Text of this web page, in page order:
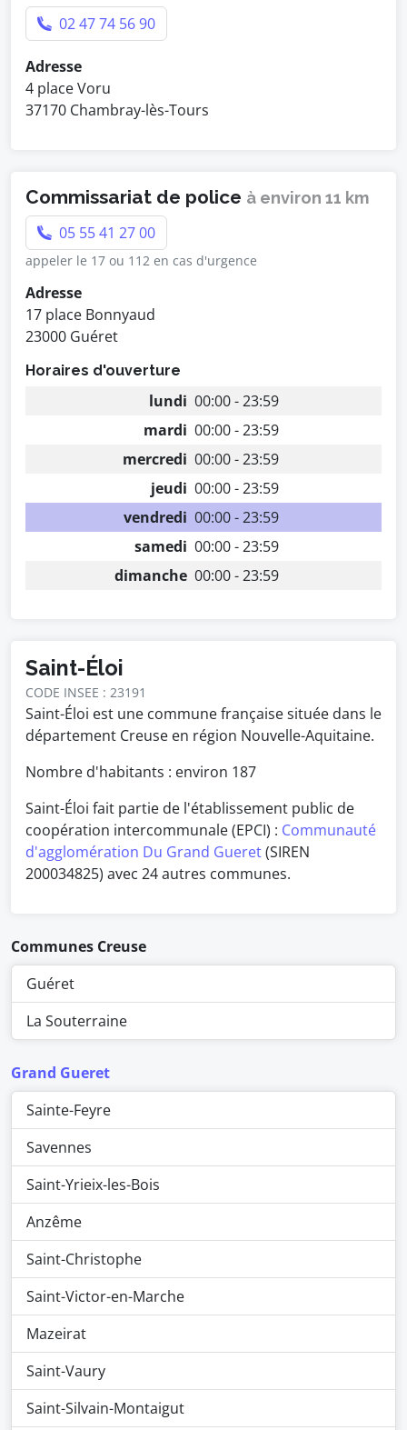
02 47 74 56 90
Adresse
4 place Voru
37170 Chambray-lès-Tours
Commissariat de police à environ 11 km
05 55 41 27 00
appeler le 17 ou 112 en cas d'urgence
Adresse
17 place Bonnyaud
23000 Guéret
Horaires d'ouverture
lundi 00:00 - 23:59
mardi 00:00 - 23:59
mercredi 00:00 - 23:59
jeudi 00:00 - 23:59
vendredi 00:00 - 23:59
samedi 00:00 - 23:59
dimanche 00:00 - 23:59
Saint-Éloi
CODE INSEE : 23191
Saint-Éloi est une commune française située dans le
département Creuse en région Nouvelle-Aquitaine.
Nombre d'habitants : environ 187
Saint-Éloi fait partie de l'établissement public de
coopération intercommunale (EPCI) : Communauté
d'agglomération Du Grand Gueret(SIREN
200034825) avec 24 autres communes.
Communes Creuse
Guéret
La Souterraine
Grand Gueret
Sainte-Feyre
Savennes
Saint-Yrieix-les-Bois
Anzême
Saint-Christophe
Saint-Victor-en-Marche
Mazeirat
Saint-Vaury
Saint-Silvain-Montaigut